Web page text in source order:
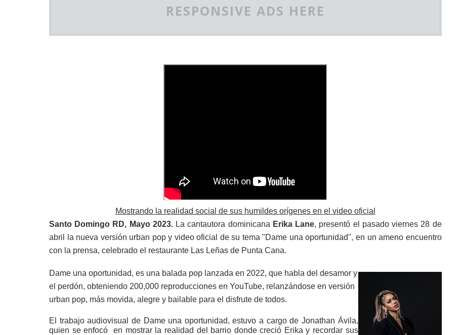
RESPONSIVE ADS HERE
Mostrando la realidad social de sus humildes orígenes en el video oficial
Santo Domingo RD, Mayo 2023.La cantautora dominicana Erika Lane, presentó el pasado viernes 28 de
abril la nueva versión urban pop y video oficial de su tema "Dame una oportunidad", en un ameno encuentro
con la prensa, celebrado el restaurante Las Leñas de Punta Cana.
Dame una oportunidad, es una balada pop lanzada en 2022, que habla del desamor y
el perdón, obteniendo 200,000 reproducciones en YouTube, relanzándose en versión
urban pop, más movida, alegre y bailable para el disfrute de todos.
El trabajo audiovisual de Dame una oportunidad, estuvo a cargo de Jonathan Ávila,
quien se enfocó
en mostrar la realidad del barrio donde creció Erika y recordar sus